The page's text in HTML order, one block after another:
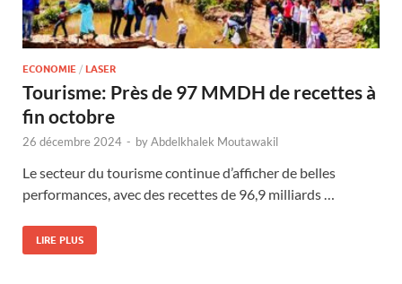
ECONOMIE / LASER
Tourisme: Près de 97 MMDH de recettes à
fin octobre
26 décembre 2024 - byAbdelkhalek Moutawakil
Le secteur du tourisme continue d’afficher de belles
performances, avec des recettes de 96,9 milliards …
LIRE PLUS